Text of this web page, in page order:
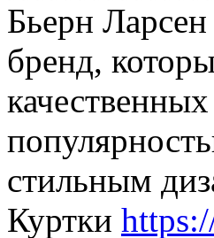
Бьeрн
бренд,
стильным
Куртки